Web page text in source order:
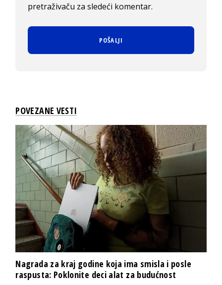
pretraživaču za sledeći komentar.
POVEZANE VESTI
Nagrada za kraj godine koja ima smisla i posle
raspusta: Poklonite deci alat za budućnost